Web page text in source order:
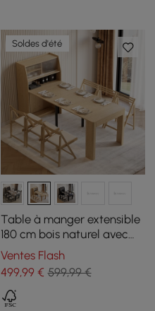
Soldes d'été
Table à manger extensible
180 cm bois naturel avec
buffet, 4-5 personnes
Ventes Flash
499,99€ 599,99 €